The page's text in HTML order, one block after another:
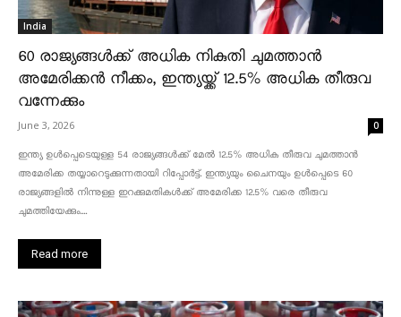
India
60 രാജ്യങ്ങൾക്ക് അധിക നികുതി ചുമത്താൻ
അമേരിക്കൻ നീക്കം, ഇന്ത്യയ്ക്ക് 12.5% അധിക തീരുവ
വന്നേക്കും
June 3, 2026 0
ഇന്ത്യ ഉൾപ്പെടെയുള്ള 54 രാജ്യങ്ങൾക്ക് മേൽ 12.5% അധിക തീരുവ ചുമത്താൻ
അമേരിക്ക തയ്യാറെടുക്കുന്നതായി റിപ്പോർട്ട്. ഇന്ത്യയും ചൈനയും ഉൾപ്പെടെ 60
രാജ്യങ്ങളിൽ നിന്നുള്ള ഇറക്കുമതികൾക്ക് അമേരിക്ക 12.5% ​​വരെ തീരുവ
ചുമത്തിയേക്കും....
Read more